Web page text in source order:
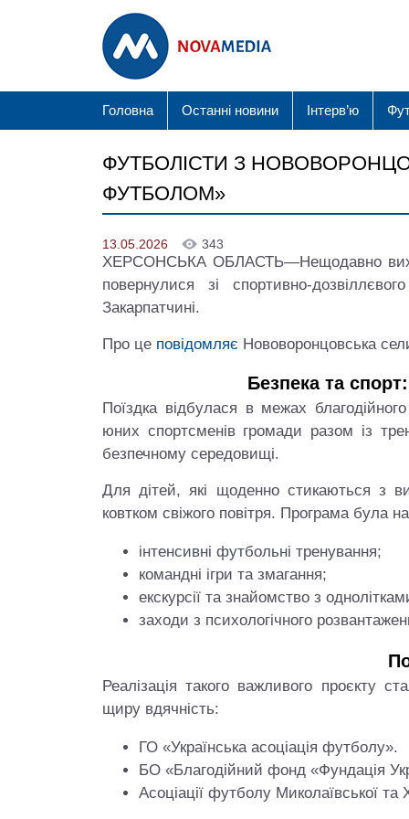
Головна Останні новини Інтерв’ю
ФУТБОЛІСТИ З
ФУТБОЛОМ»
13.05.2026 343
ХЕРСОНСЬКА ОБЛАСТЬ—Нещодавно
повернулися зі спортивно-
Закарпатчині.
Про це повідомляє Нововоронцовська
Безпека та
Поїздка відбулася в межах
юних спортсменів громади разом із
безпечному середовищі.
Для дітей, які щоденно стикаються з
ковтком свіжого повітря. Програма була
інтенсивні футбольні тренування;
командні ігри та змагання;
екскурсії та знайомство з
заходи з психологічного
Реалізація такого важливого проєкту
щиру вдячність:
ГО «Українська асоціація футболу».
БО «Благодійний фонд «Фундація
Асоціації футболу Миколаївської та